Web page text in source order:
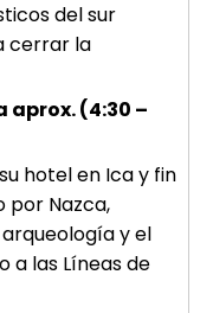
del sur
cerrar la
aprox. (4:30 –
hotel en Ica y fin
por Nazca,
y el
a las Líneas de